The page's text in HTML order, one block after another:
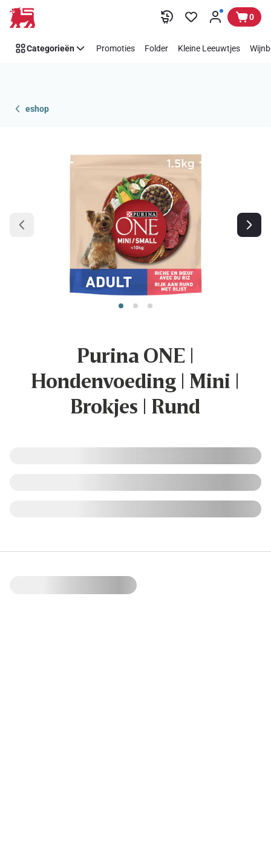
Overslaan 0
Categorieën Promoties Folder Kleine Leeuwtjes
eshop
Purina ONE |
Hondenvoeding | Mini |
Brokjes | Rund